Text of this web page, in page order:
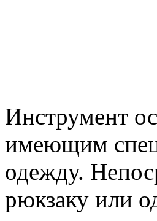
Инструмент
имеющим
одежду.
рюкзаку или